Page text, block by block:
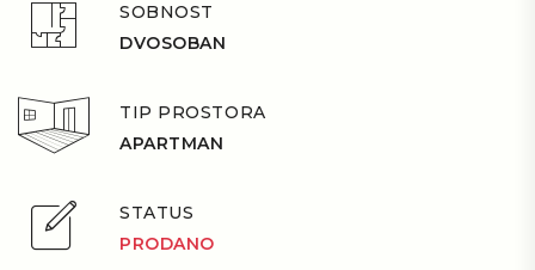
SOBNOST
DVOSOBAN
TIP PROSTORA
APARTMAN
STATUS
PRODANO